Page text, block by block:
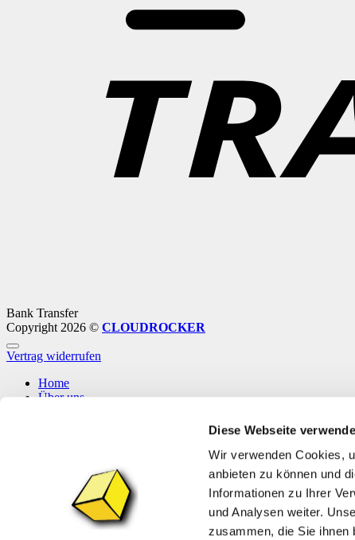
Diese Webseite
Wir verwenden Cookies,
anbieten zu können und
Informationen zu Ihrer
und Analysen weiter.
zusammen, die Sie ihnen
Bank Transfer
Copyright 2026 © CLOUDROCKER
Vertrag widerrufen
Home
Über uns
Anmelden
Erforderlich